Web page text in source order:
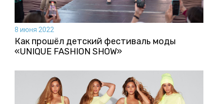
8 июня 2022
Как прошёл детский фестиваль моды
«UNIQUE FASHION SHOW»